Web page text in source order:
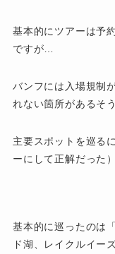
基本的にツアーは予
ですが…
バンフには入場規制
れない箇所があるそう
主要スポットを巡る
ーにして正解だった）
基本的に巡ったのは
ド湖、レイクルイー